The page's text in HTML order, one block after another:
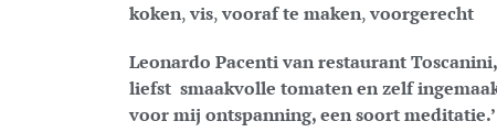
koken,vis,vooraf te maken,voorgerecht
Leonardo Pacenti van restaurant
liefst smaakvolle tomaten en zelf
voor mij ontspanning, een soort meditatie.’